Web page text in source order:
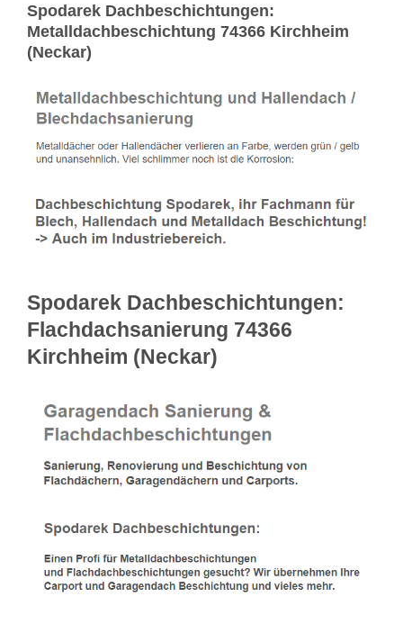
Spodarek Dachbeschichtungen:
Metalldachbeschichtung 74366 Kirchheim
(Neckar)
Spodarek Dachbeschichtungen:
Flachdachsanierung 74366
Kirchheim (Neckar)